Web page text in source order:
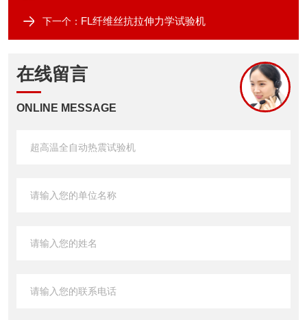
下一个： FL纤维丝抗拉伸力学试验机
在线留言
ONLINE MESSAGE